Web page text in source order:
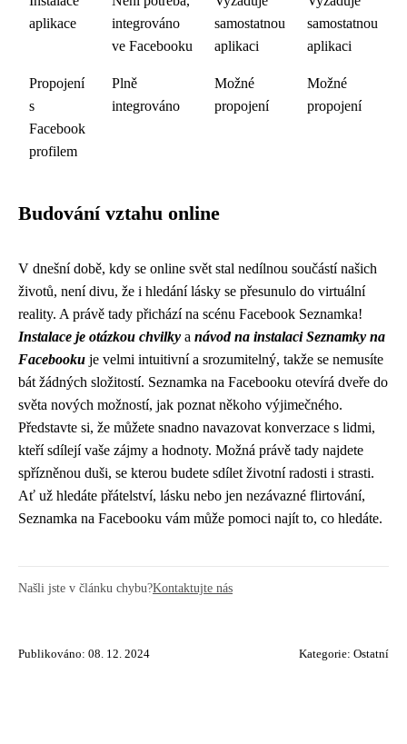
aplikace
integrováno
ve Facebooku
samostatnou
aplikaci
samostatnou
aplikaci
Propojení
s
Facebook
profilem
Plně
integrováno
Možné
propojení
Možné
propojení
Budování vztahu online
V dnešní době, kdy se online svět stal nedílnou součástí našich
životů, není divu, že i hledání lásky se přesunulo do virtuální
reality. A právě tady přichází na scénu Facebook Seznamka!
Instalace je otázkou chvilky a návod na instalaci Seznamky na
Facebooku je velmi intuitivní a srozumitelný, takže se nemusíte
bát žádných složitostí. Seznamka na Facebooku otevírá dveře do
světa nových možností, jak poznat někoho výjimečného.
Představte si, že můžete snadno navazovat konverzace s lidmi,
kteří sdílejí vaše zájmy a hodnoty. Možná právě tady najdete
spřízněnou duši, se kterou budete sdílet životní radosti i strasti.
Ať už hledáte přátelství, lásku nebo jen nezávazné flirtování,
Seznamka na Facebooku vám může pomoci najít to, co hledáte.
Našli jste v článku chybu?Kontaktujte nás
Publikováno: 08. 12. 2024 Kategorie: Ostatní